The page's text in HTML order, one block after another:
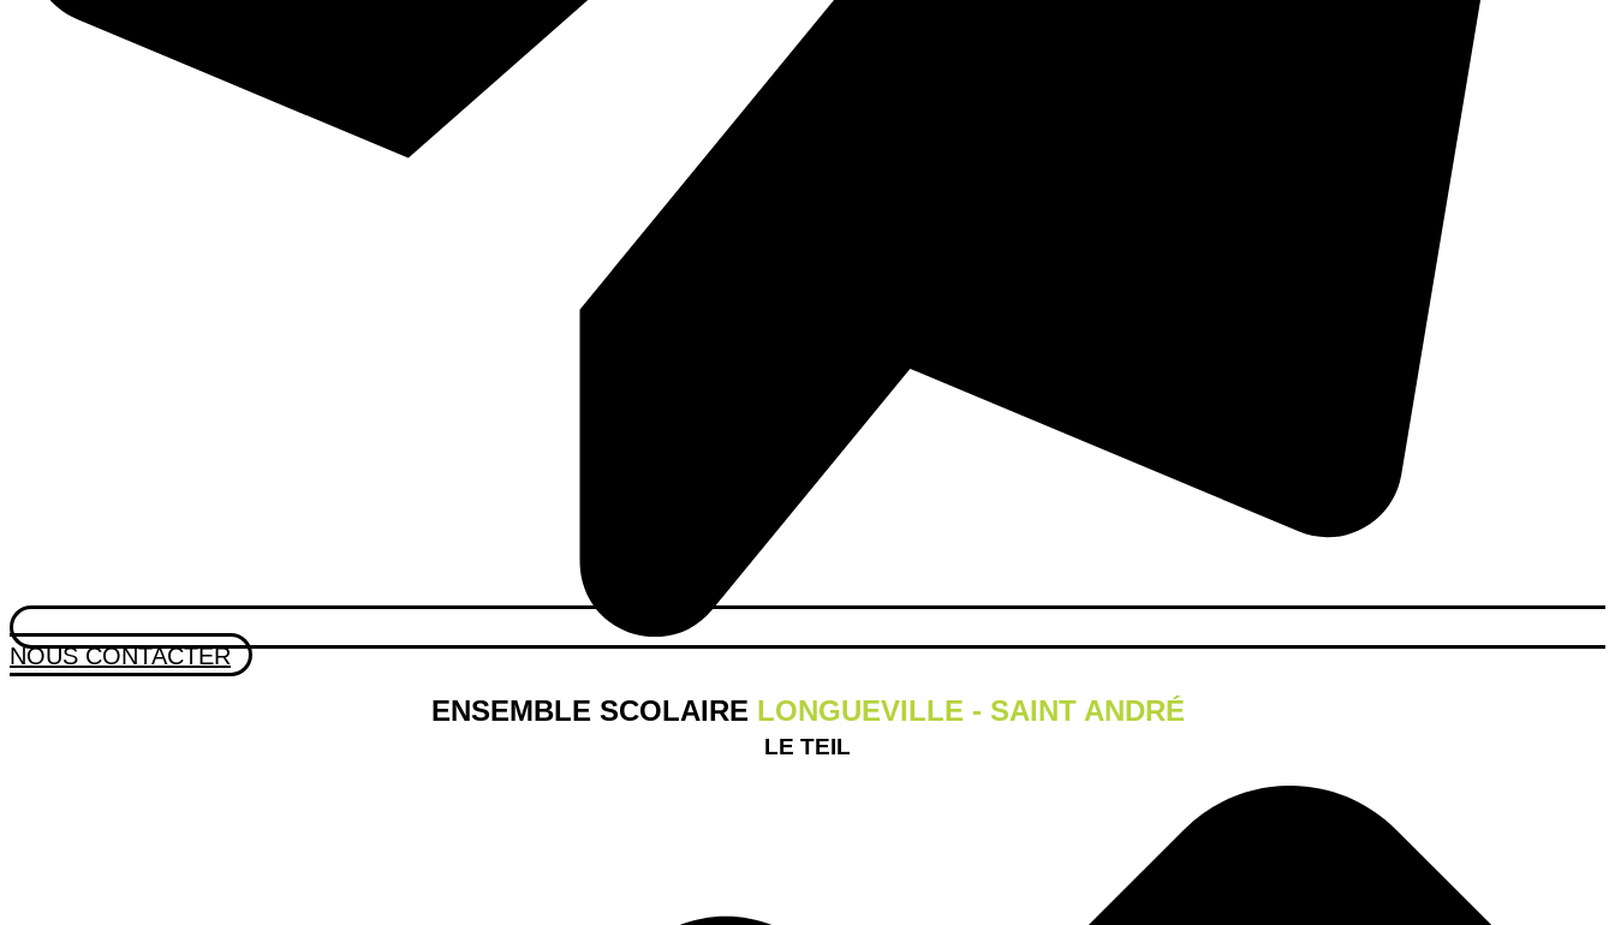
NOUS CONTACTER
ENSEMBLE SCOLAIRE LONGUEVILLE - SAINT ANDRÉ
LE TEIL